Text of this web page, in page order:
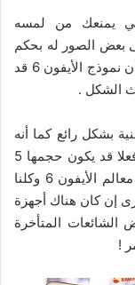
يمنعك من لمسه
بعض الصور له بحكم
أن البلاستيك شفاف اللون والمميز في الأمر أن نموذج الأيفون 6 قد
الشكل .
منحنية بشكل رائع كما أنه
يبدو أنحف من سابقة وأيضا يبدو أن الشاشة فعلا قد يكون حجمها 5
انش , أي أكبر من سابقه وهذه الصور توضح معالم الأيفون 6 وكلنا
إن كان هناك أجهزة
الشائعات المتأخرة
!